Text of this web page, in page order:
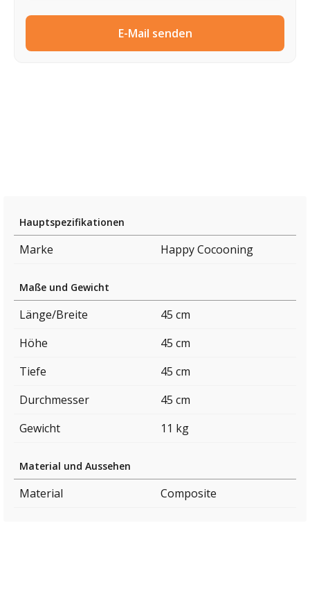
E-Mail senden
Hauptspezifikationen
Marke Happy Cocooning
Maße und Gewicht
Länge/Breite
45 cm
Höhe
45 cm
Tiefe
45 cm
Durchmesser
45 cm
Gewicht
11 kg
Material und Aussehen
Material Composite